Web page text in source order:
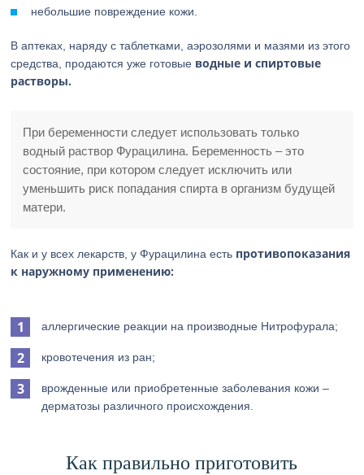
небольшие повреждение кожи.
В аптеках, наряду с таблетками, аэрозолями и мазями из этого
средства, продаются уже готовые водные и спиртовые
растворы.
При беременности следует использовать только
водный раствор Фурацилина. Беременность – это
состояние, при котором следует исключить или
уменьшить риск попадания спирта в организм будущей
матери.
Как и у всех лекарств, у Фурацилина есть противопоказания
к наружному применению:
аллергические реакции на производные Нитрофурала;
кровотечения из ран;
врожденные или приобретенные заболевания кожи –
дерматозы различного происхождения.
Как правильно приготовить